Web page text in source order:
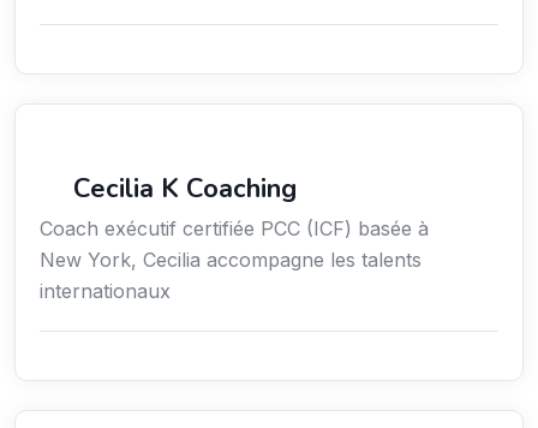
Cecilia K Coaching
Coach exécutif certifiée PCC (ICF) basée à
New York, Cecilia accompagne les talents
internationaux